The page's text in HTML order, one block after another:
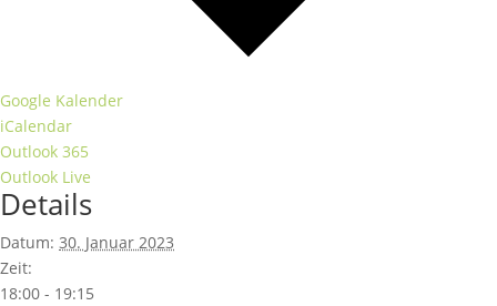
Google Kalender
iCalendar
Outlook 365
Outlook Live
Details
Datum: 30. Januar 2023
Zeit:
18:00 - 19:15